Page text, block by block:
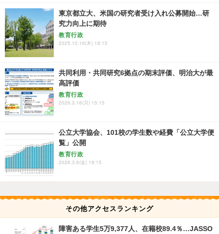
東京都立大、米国の研究者受け入れ公募開始…研
究力向上に期待
教育行政
2025.10.16(木) 18:15
共同利用・共同研究6拠点の期末評価、明治大が最
高評価
教育行政
2026.3.16(月) 15:15
公立大学協会、101校の学生数や経費「公立大学便
覧」公開
教育行政
2026.3.6(金) 19:15
その他アクセスランキング
障害ある学生5万9,377人、在籍校89.4％…JASSO